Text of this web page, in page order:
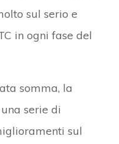
sul serio e
in ogni fase del
somma, la
serie di
sul